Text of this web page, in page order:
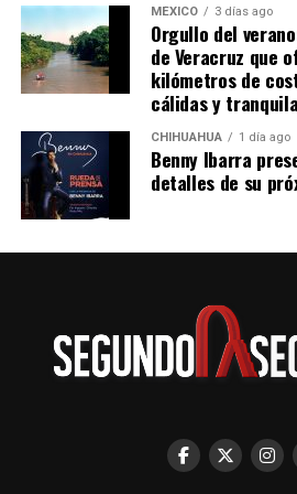
MÉXICO 3 días ago
Orgullo del
de Veracruz que
kilómetros de
cálidas y
CHIHUAHUA 1 día ago
Benny Ibarra
detalles de su